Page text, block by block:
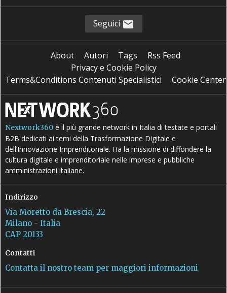
Seguici
About Autori Tags
Rss Feed
Privacy e Cookie Policy
Terms&Conditions Contenuti Specialistici
Cookie Center
Nextwork360 è il più grande network in Italia di testate e portali
B2B dedicati ai temi della Trasformazione Digitale e
dell’Innovazione Imprenditoriale. Ha la missione di diffondere la
cultura digitale e imprenditoriale nelle imprese e pubbliche
amministrazioni italiane.
Indirizzo
Via Moretto da Brescia, 22
Milano - Italia
CAP 20133
Contatti
Contatta il nostro team per maggiori informazioni